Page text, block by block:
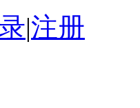
|注册